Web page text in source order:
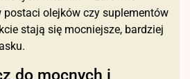
postaci olejków czy suplementów
stają się mocniejsze, bardziej
do mocnych i